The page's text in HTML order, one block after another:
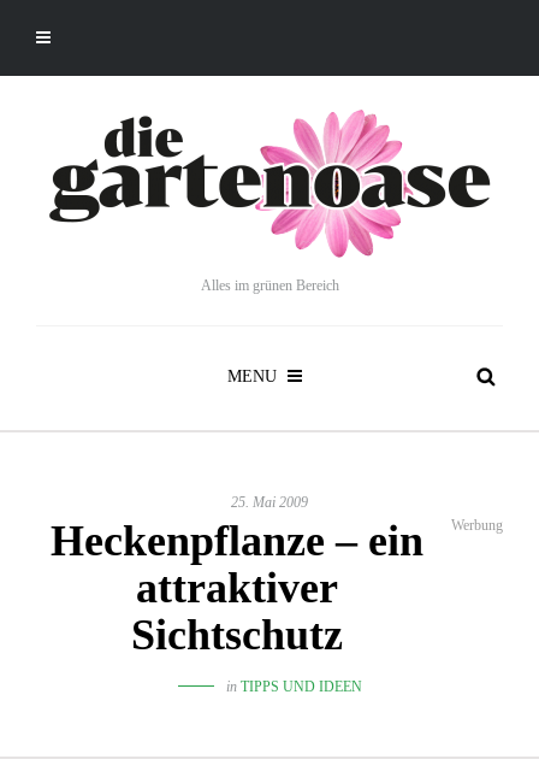
Alles im grünen Bereich
MENU
25. Mai 2009
Heckenpflanze – ein
attraktiver
Sichtschutz
Werbung
in TIPPS UND IDEEN